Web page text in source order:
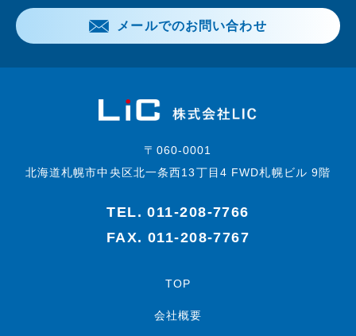
メールでのお問い合わせ
〒060-0001
北海道札幌市中央区北一条西13丁目4 FWD札幌ビル 9階
TEL.011-208-7766
FAX. 011-208-7767
TOP
会社概要